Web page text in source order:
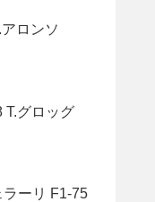
ロンソ
T.グロッグ
ーリ F1-75